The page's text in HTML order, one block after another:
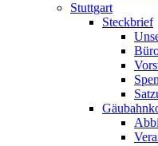
Stuttgart
Steckbrief